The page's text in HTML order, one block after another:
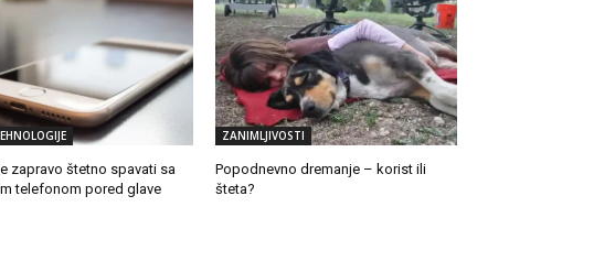
zapravo štetno spavati sa
telefonom pored glave
ZANIMLJIVOSTI
Popodnevno dremanje – korist ili
šteta?